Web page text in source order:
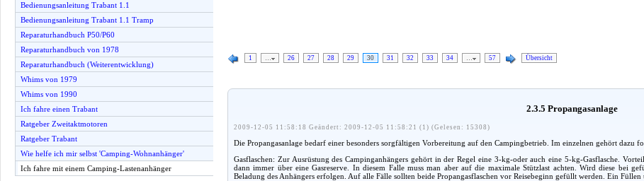
Bedienungsanleitung Trabant 1.1
Bedienungsanleitung Trabant 1.1 Tramp
Reparaturhandbuch P50/P60
Reparaturhandbuch von 1978
Reparaturhandbuch (Weiterentwicklung)
Whims von 1979
Whims von 1990
Ich fahre einen Trabant
Ratgeber Zweitaktmotoren
Ratgeber Trabant
Wie helfe ich mir selbst 'Camping-Wohnanhänger'
Ich fahre mit einem Camping-Lastenanhänger
1 … 26 27 28 29 30 31 32 33 34 … 57 Übersicht
2.3.5 Propangasanlage
2009-12-05 11:58:18 Geändert: 2009-12-05 11:58:21 (1) (Gelesen: 15308)
Die Propangasanlage bedarf einer besonders sorgfältigen Vorbereitung auf den Campingbetrieb. Im einzelnen gehört dazu
Gasflaschen: Zur Ausrüstung des Campinganhängers gehört in der Regel eine 3-kg-oder auch eine 5-kg-Gasflasche.
dann immer über eine Gasreserve. In diesem Falle muss man aber auf die maximale Stützlast achten. Wird diese bei
Beladung des Anhängers erfolgen. Auf alle Fälle sollten beide Propangasflaschen vor Reisebeginn gefüllt werden. Ein